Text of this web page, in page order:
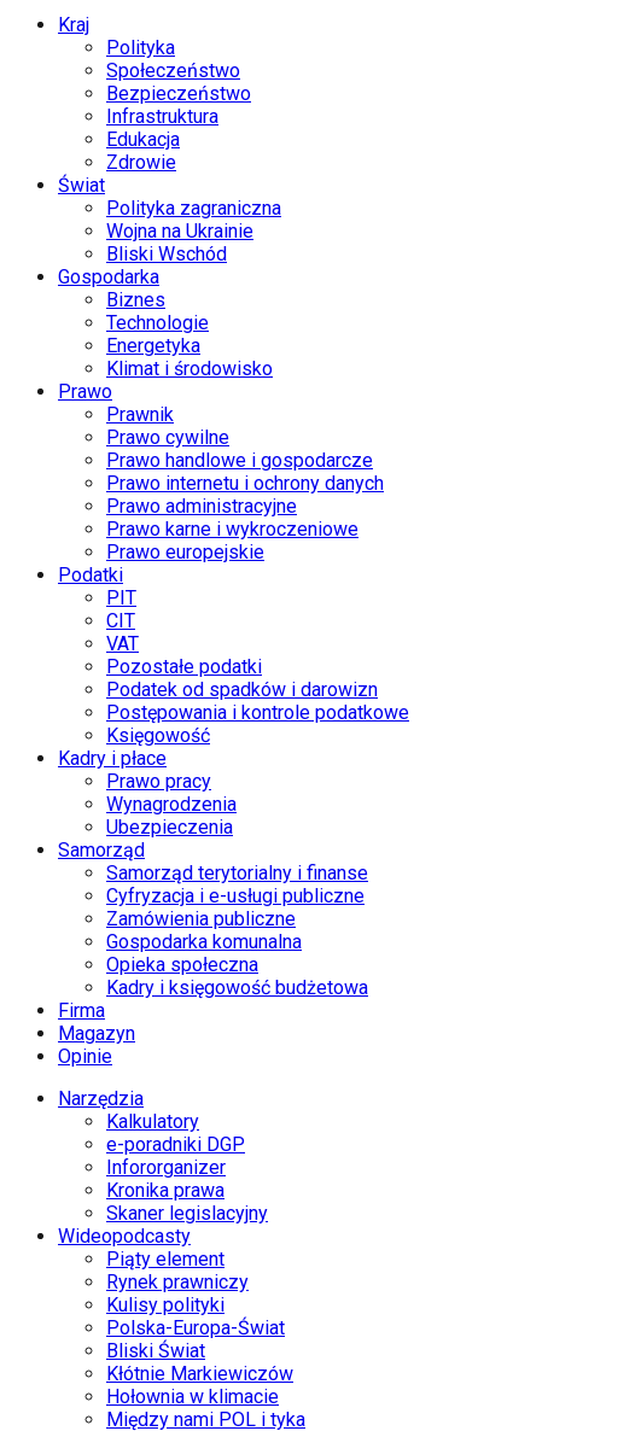
Kraj
Polityka
Społeczeństwo
Bezpieczeństwo
Infrastruktura
Edukacja
Zdrowie
Świat
Polityka zagraniczna
Wojna na Ukrainie
Bliski Wschód
Gospodarka
Biznes
Technologie
Energetyka
Klimat i środowisko
Prawo
Prawnik
Prawo cywilne
Prawo handlowe i gospodarcze
Prawo internetu i ochrony danych
Prawo administracyjne
Prawo karne i wykroczeniowe
Prawo europejskie
Podatki
PIT
CIT
VAT
Pozostałe podatki
Podatek od spadków i darowizn
Postępowania i kontrole podatkowe
Księgowość
Kadry i płace
Prawo pracy
Wynagrodzenia
Ubezpieczenia
Samorząd
Samorząd terytorialny i finanse
Cyfryzacja i e-usługi publiczne
Zamówienia publiczne
Gospodarka komunalna
Opieka społeczna
Kadry i księgowość budżetowa
Firma
Magazyn
Opinie
Narzędzia
Kalkulatory
e-poradniki DGP
Infororganizer
Kronika prawa
Skaner legislacyjny
Wideopodcasty
Piąty element
Rynek prawniczy
Kulisy polityki
Polska-Europa-Świat
Bliski Świat
Kłótnie Markiewiczów
Hołownia w klimacie
Między nami POL i tyka